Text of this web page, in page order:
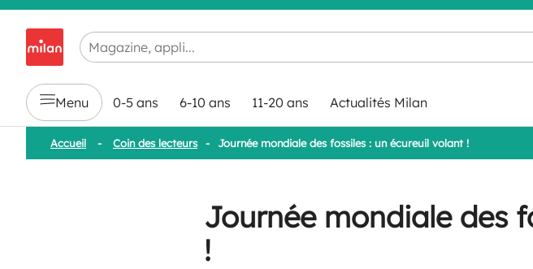
Chargement en cours...
Menu 0-5 ans 6-10 ans 11-20 ans Actualités Milan
Accueil - Coin des lecteurs - Journée mondiale des fossiles : un écureuil volant !
Journée mondiale des
!